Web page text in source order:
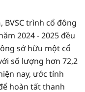
, BVSC trình cổ đông
2024 - 2025 đều
sở hữu một cổ
số lượng hơn 72,2
nay, ước tính
hoàn tất thanh